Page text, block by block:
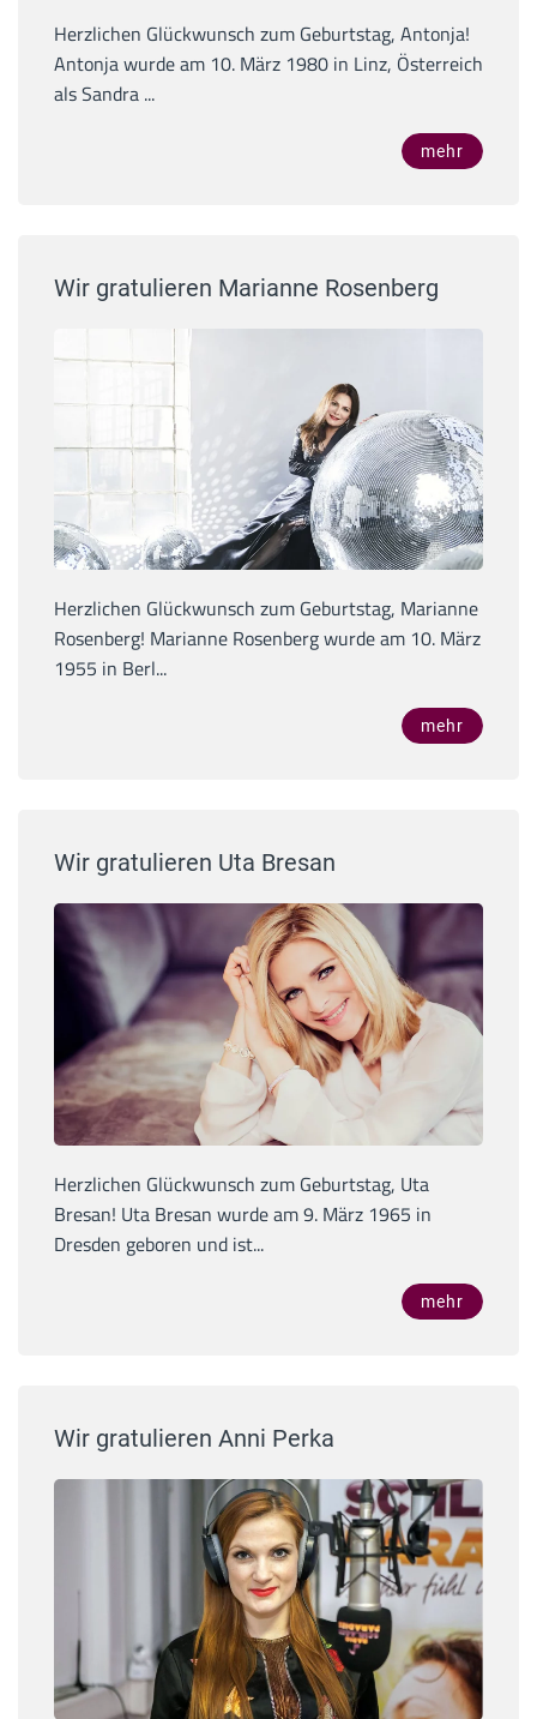
Herzlichen Glückwunsch zum Geburtstag, Antonja!
Antonja wurde am 10. März 1980 in Linz, Österreich
als Sandra ...
mehr
Wir gratulieren Marianne Rosenberg
Herzlichen Glückwunsch zum Geburtstag, Marianne
Rosenberg! Marianne Rosenberg wurde am 10. März
1955 in Berl...
mehr
Wir gratulieren Uta Bresan
Herzlichen Glückwunsch zum Geburtstag, Uta
Bresan! Uta Bresan wurde am 9. März 1965 in
Dresden geboren und ist...
mehr
Wir gratulieren Anni Perka